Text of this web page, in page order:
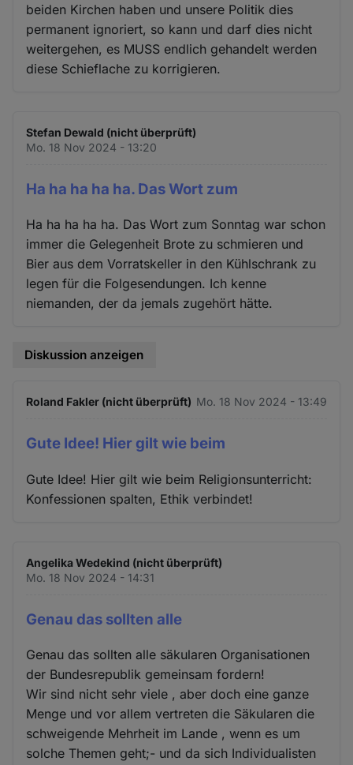
beiden Kirchen haben und unsere Politik dies
permanent ignoriert, so kann und darf dies nicht
weitergehen, es MUSS endlich gehandelt werden
diese Schieflache zu korrigieren.
Stefan Dewald (nicht überprüft)
Mo. 18 Nov 2024 - 13:20
Ha ha ha ha ha. Das Wort zum
Ha ha ha ha ha. Das Wort zum Sonntag war schon
immer die Gelegenheit Brote zu schmieren und
Bier aus dem Vorratskeller in den Kühlschrank zu
legen für die Folgesendungen. Ich kenne
niemanden, der da jemals zugehört hätte.
Diskussion anzeigen
Roland Fakler (nicht überprüft) Mo. 18 Nov 2024 - 13:49
Gute Idee! Hier gilt wie beim
Gute Idee! Hier gilt wie beim Religionsunterricht:
Konfessionen spalten, Ethik verbindet!
Angelika Wedekind (nicht überprüft)
Mo. 18 Nov 2024 - 14:31
Genau das sollten alle
Genau das sollten alle säkularen Organisationen
der Bundesrepublik gemeinsam fordern!
Wir sind nicht sehr viele , aber doch eine ganze
Menge und vor allem vertreten die Säkularen die
schweigende Mehrheit im Lande , wenn es um
solche Themen geht;- und da sich Individualisten